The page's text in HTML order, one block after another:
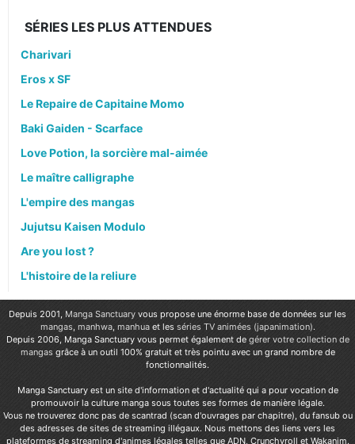
SÉRIES LES PLUS ATTENDUES
Charivari
Eros x SF
Le Repaire de Capitaine Momo
Baki Gaiden - Scarface
Love Potion, la sorcière mal-aimée
Le maître calligraphe
L'empire des mangas
Jujutsu Kaisen Modulo
Are you lost ?
L'histoire de la reliure
Depuis 2001, Manga Sanctuary vous propose une énorme base de données sur les
mangas, manhwa, manhuaet les séries TV animées (japanimation).
Depuis 2006, Manga Sanctuary vous permet également de gérer votre collection de
mangas grâce à un outil 100% gratuit et très pointu avec un grand nombre de
fonctionnalités.
Manga Sanctuary est un site d'information et d'actualité qui a pour vocation de
promouvoir la culture manga sous toutes ses formes de manière légale.
Vous ne trouverez donc pas de scantrad (scan d'ouvrages par chapitre), du fansub ou
des adresses de sites de streaming illégaux. Nous mettons des liens vers les
plateformes de streaming d'animes légales telles que ADN, Crunchyroll et Wakanim.